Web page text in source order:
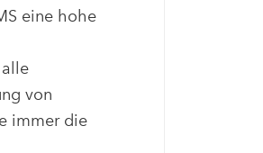
eine hohe
von
immer die